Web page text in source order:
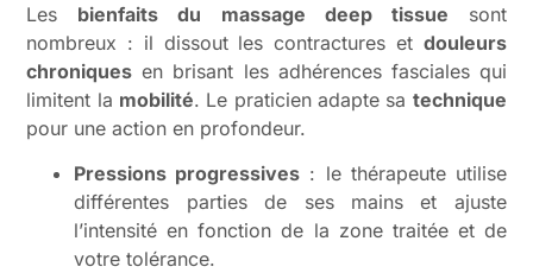
Les bienfaits du massage deep tissue sont
nombreux : il dissout les contractures et douleurs
chroniques en brisant les adhérences fasciales qui
limitent la mobilité. Le praticien adapte sa technique
pour une action en profondeur.
Pressions progressives : le thérapeute utilise
différentes parties de ses mains et ajuste
l’intensité en fonction de la zone traitée et de
votre tolérance.